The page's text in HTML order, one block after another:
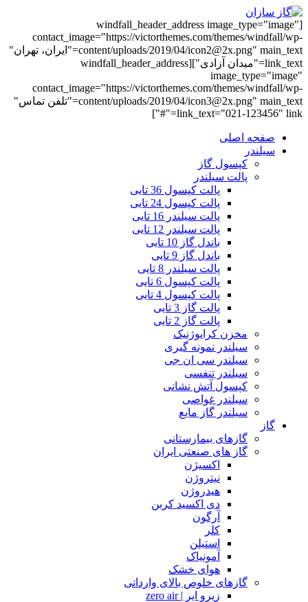
[windfall_header_address image_type="image"
contact_image="https://victorthemes.com/themes/windfall/wp-
content/uploads/2019/04/icon2@2x.png" main_text="ایران، تهران"
link_text="میدان آزادی"][windfall_header_address
image_type="image"
contact_image="https://victorthemes.com/themes/windfall/wp-
content/uploads/2019/04/icon3@2x.png" main_text="تلفن تماس"
link_text="021-123456" link="#"]
صفحه اصلی
سیلندر
کپسول گاز
پالت سیلندر
پالت کپسول 36 تایی
پالت کپسول 24 تایی
پالت سیلندر 16 تایی
پالت سیلندر 12 تایی
باندل گاز 10 تایی
باندل گاز 9 تایی
پالت سیلندر 8 تایی
پالت کپسول 6 تایی
پالت کپسول 4 تایی
پالت گاز 3 تایی
پالت گاز 2 تایی
مخزن کرایوژنیک
سیلندر نمونه گیری
سیلندر سی ان جی
سیلندر تنفسی
کپسول آتش نشانی
سیلندر غواصی
سیلندر گاز مایع
گاز
گازهای بیمارستانی
گاز های صنعتی ایران
اکسیژن
نیتروژن
هیدروژن
دی اکسید کربن
آرگون
کلر
استیلن
آمونیاک
هوای خشک
گازهای خلوص بالای وارداتی
زیرو ایر | zero air